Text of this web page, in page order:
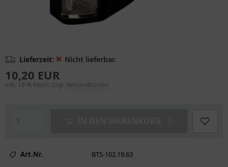
Lieferzeit: ❌ Nicht lieferbar.
10,20 EUR
inkl. 19 % MwSt. zzgl. Versandkosten
Art.Nr.
BTS-102.19.63